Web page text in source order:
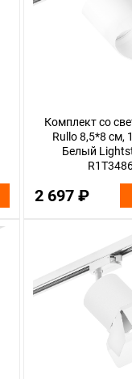
Комплект со
Rullo 8,5*8 см,
Белый
2 697 ₽